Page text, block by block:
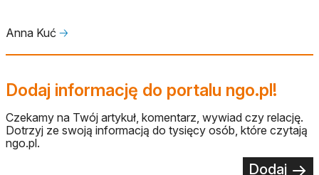
Anna Kuć 🡢
Dodaj informację do portalu ngo.pl!
Czekamy na Twój artykuł, komentarz, wywiad czy relację.
Dotrzyj ze swoją informacją do tysięcy osób, które czytają
ngo.pl.
Dodaj